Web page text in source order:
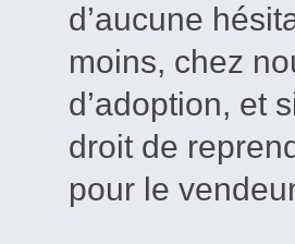
d’aucune
moins, chez
d’adoption, et
droit de
pour le